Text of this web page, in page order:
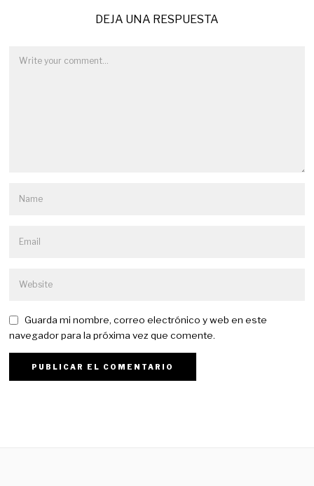
DEJA UNA RESPUESTA
Guarda mi nombre, correo electrónico y web en este
navegador para la próxima vez que comente.